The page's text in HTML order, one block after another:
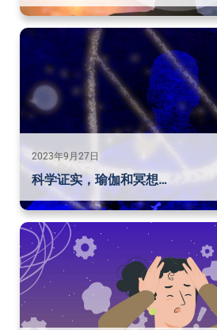
2023年9月27日
科学证实，瑜伽和冥想…